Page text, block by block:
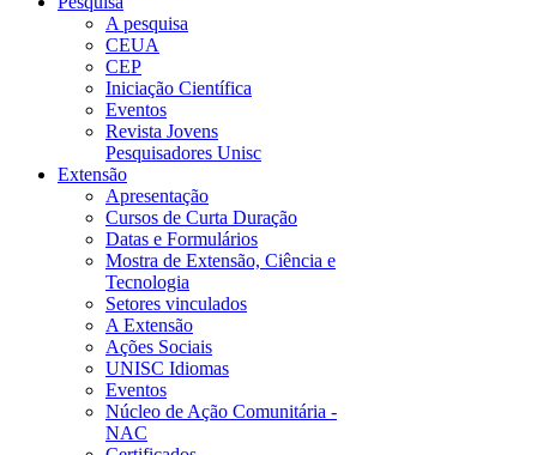
A pesquisa
CEUA
CEP
Iniciação Científica
Eventos
Revista Jovens
Pesquisadores Unisc
Extensão
Apresentação
Cursos de Curta Duração
Datas e Formulários
Mostra de Extensão, Ciência e
Tecnologia
Setores vinculados
A Extensão
Ações Sociais
UNISC Idiomas
Eventos
Núcleo de Ação Comunitária -
NAC